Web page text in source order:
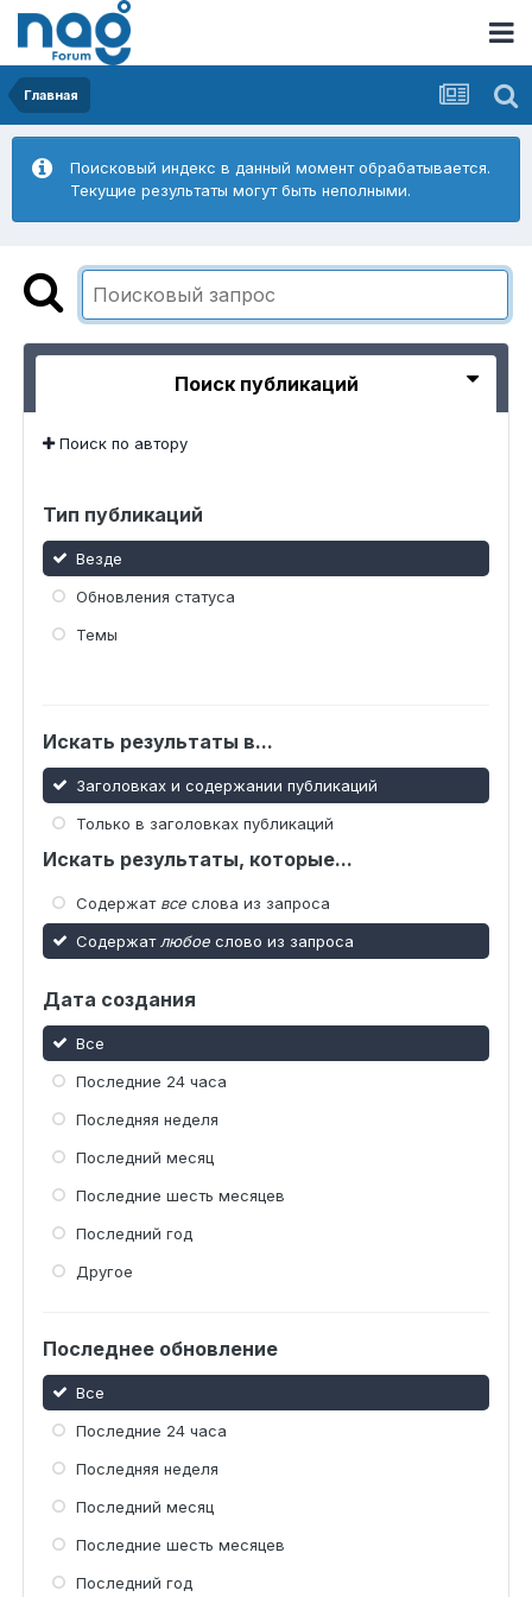
Главная
Поисковый индекс в данный момент обрабатывается.
Текущие результаты могут быть неполными.
Поиск публикаций
Поиск по автору
Тип публикаций
Везде
Обновления статуса
Темы
Искать результаты в...
Заголовках и содержании публикаций
Только в заголовках публикаций
Искать результаты, которые...
Содержат все слова из запроса
Содержат любое слово из запроса
Дата создания
Все
Последние 24 часа
Последняя неделя
Последний месяц
Последние шесть месяцев
Последний год
Другое
Последнее обновление
Все
Последние 24 часа
Последняя неделя
Последний месяц
Последние шесть месяцев
Последний год